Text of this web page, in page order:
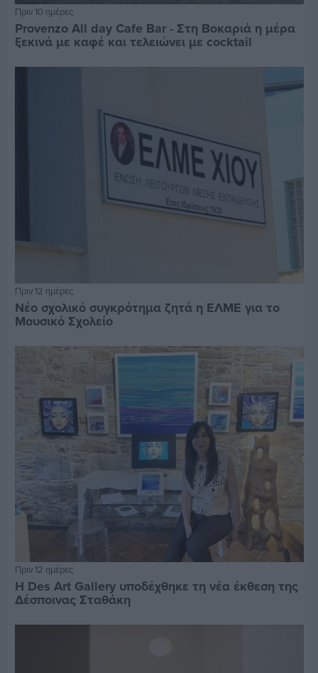
Πριν 10 ημέρες
Provenzo All day Cafe Bar - Στη Βοκαριά η μέρα
ξεκινά με καφέ και τελειώνει με cocktail
Πριν 12 ημέρες
Νέο σχολικό συγκρότημα ζητά η ΕΛΜΕ για το
Μουσικό Σχολείο
Πριν 12 ημέρες
Η Des Art Gallery υποδέχθηκε τη νέα έκθεση της
Δέσποινας Σταθάκη